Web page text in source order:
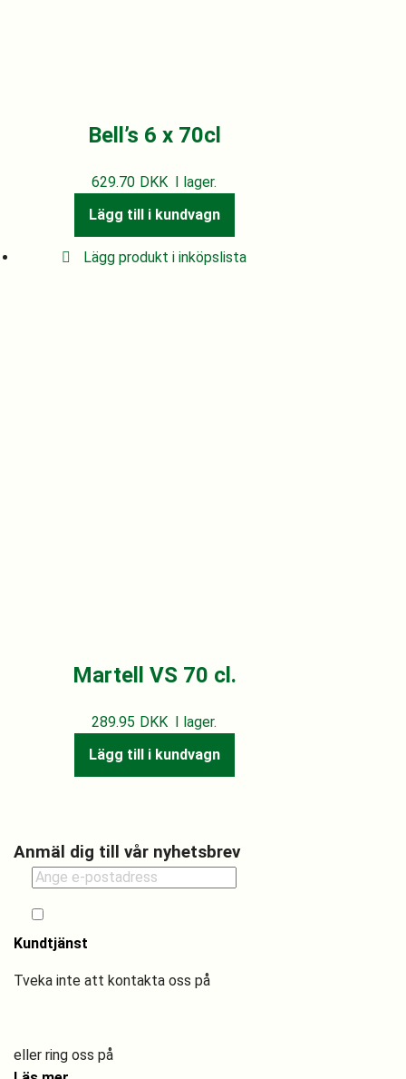
Bell’s 6 x 70cl
629.70 DKK
I lager.
Lägg till i kundvagn
Lägg produkt i inköpslista
Martell VS 70 cl.
289.95 DKK I lager.
Lägg till i kundvagn
Anmäl dig till vår nyhetsbrev
Kundtjänst
Tveka inte att kontakta oss på
eller ring oss på